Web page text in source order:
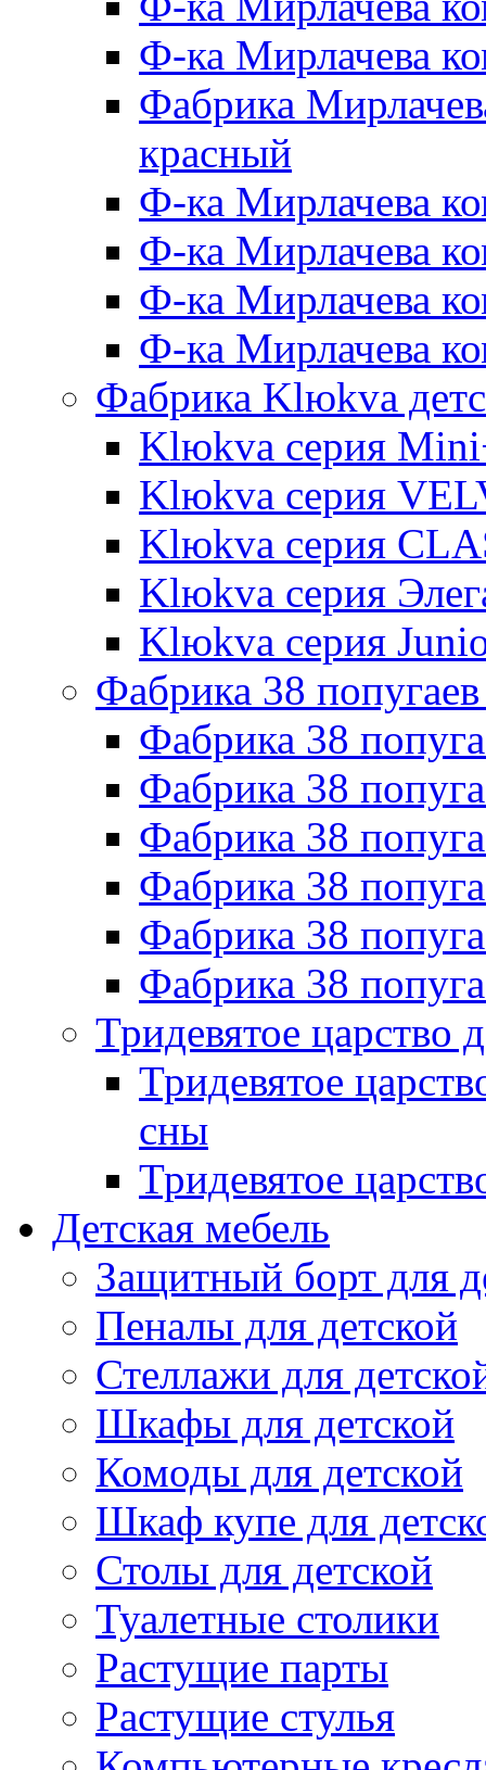
Ф-ка Мирлачева
Фабрика
красный
Ф-ка Мирлачева
Ф-ка Мирлачева
Ф-ка Мирлачева
Ф-ка Мирлачева
Фабрика Klюkva
Klюkva серия
Klюkva серия
Klюkva серия
Klюkva серия
Klюkva серия
Фабрика 38
Фабрика 38
Фабрика 38
Фабрика 38
Фабрика 38
Фабрика 38
Фабрика 38
Тридевятое царство
Тридевятое
сны
Тридевятое
Детская мебель
Защитный борт для
Пеналы для детской
Стеллажи для
Шкафы для детской
Комоды для детской
Шкаф купе для
Столы для детской
Туалетные столики
Растущие парты
Растущие стулья